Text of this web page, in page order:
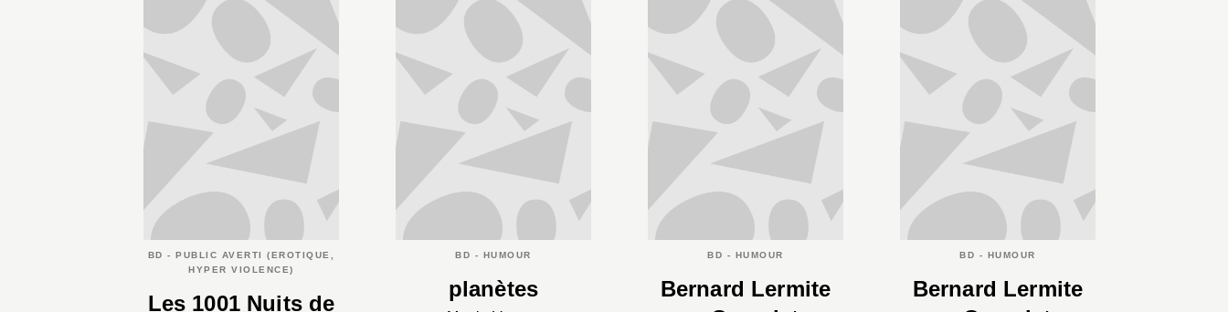
BD - PUBLIC AVERTI (EROTIQUE,
HYPER VIOLENCE)
Les 1001 Nuits de
BD - HUMOUR
planètes
BD - HUMOUR
Bernard Lermite
BD - HUMOUR
Bernard Lermite